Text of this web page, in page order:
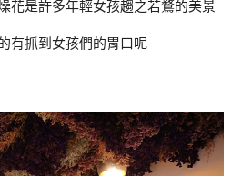
花是許多年輕女孩趨之若鶩的美景
有抓到女孩們的胃口呢